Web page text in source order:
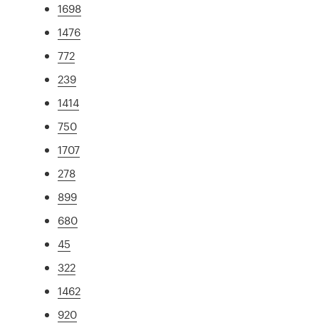
1698
1476
772
239
1414
750
1707
278
899
680
45
322
1462
920